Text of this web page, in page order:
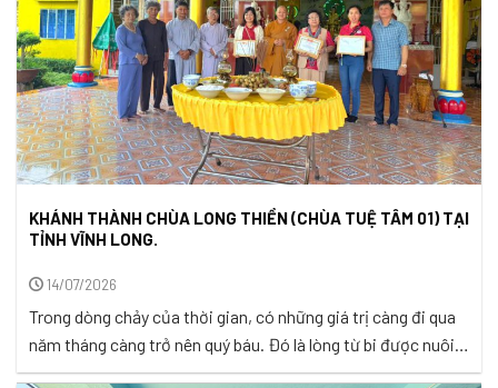
KHÁNH THÀNH CHÙA LONG THIỀN (CHÙA TUỆ TÂM 01) TẠI
TỈNH VĨNH LONG.
14/07/2026
Trong dòng chảy của thời gian, có những giá trị càng đi qua
năm tháng càng trở nên quý báu. Đó là lòng từ bi được nuôi
dưỡng từ những điều bình dị, là niềm tin giúp con người sống